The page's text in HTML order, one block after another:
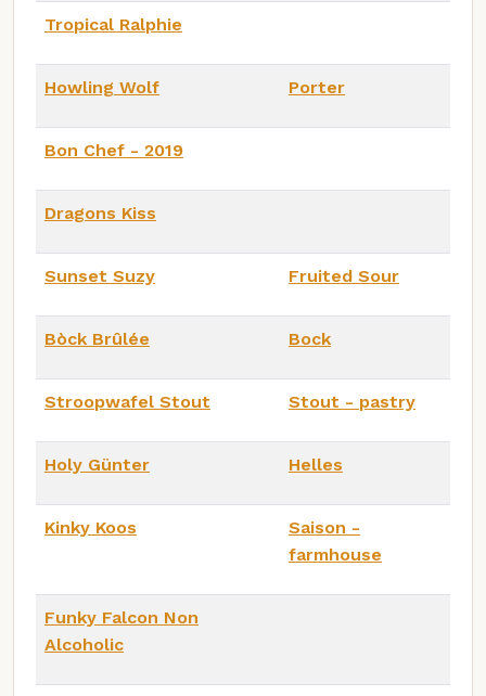
Tropical Ralphie
Howling Wolf Porter
Bon Chef - 2019
Dragons Kiss
Sunset Suzy Fruited Sour
Bòck Brûlée Bock
Stroopwafel Stout Stout - pastry
Holy Günter Helles
Kinky Koos
Saison -
farmhouse
Funky Falcon Non
Alcoholic